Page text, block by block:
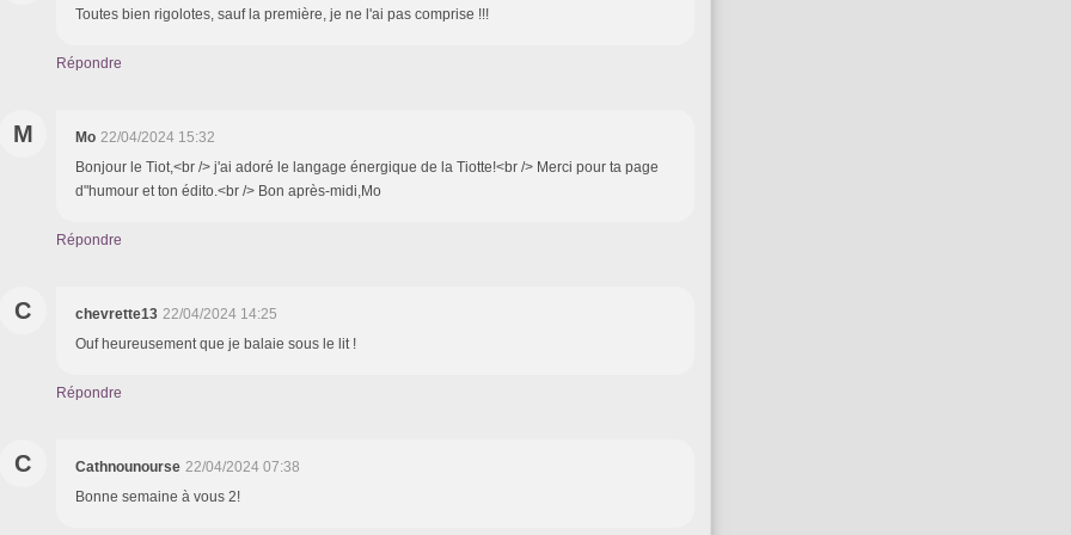
Toutes bien rigolotes, sauf la première, je ne l'ai pas comprise !!!
Répondre
M Mo 22/04/2024 15:32
Bonjour le Tiot,<br /> j'ai adoré le langage énergique de la Tiotte!<br /> Merci pour ta page
d"humour et ton édito.<br /> Bon après-midi,Mo
Répondre
C chevrette13 22/04/2024 14:25
Ouf heureusement que je balaie sous le lit !
Répondre
C Cathnounourse 22/04/2024 07:38
Bonne semaine à vous 2!